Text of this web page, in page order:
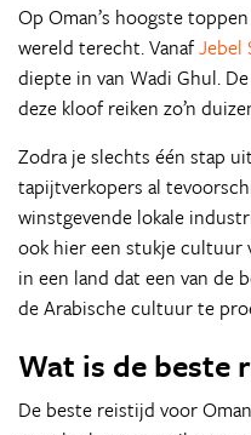
Op Oman’s hoogste
wereld terecht. VanafJebel
diepte in van Wadi Ghul.
deze kloof reiken zo’n
Zodra je slechts één stap
tapijtverkopers al
winstgevende lokale
ook hier een stukje cultuur
in een land dat een van de
de Arabische cultuur te
Wat is de beste
De beste reistijd voor